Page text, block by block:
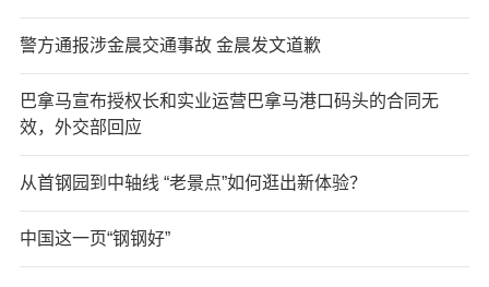
警方通报涉金晨交通事故 金晨发文道歉
巴拿马宣布授权长和实业运营巴拿马港口码头的合同无
效，外交部回应
从首钢园到中轴线 “老景点”如何逛出新体验？
中国这一页“钢钢好”